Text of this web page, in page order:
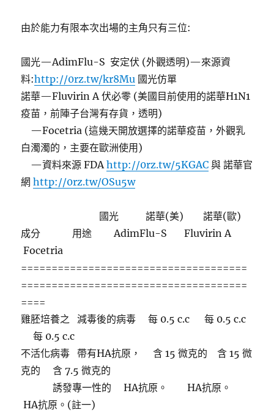
由於能力有限本次出場的主角只有三位:
國光—AdimFlu-S 安定伏 (外觀透明)—來源資
料:http://0rz.tw/kr8Mu 國光仿單
諾華—Fluvirin A 伏必零 (美國目前使用的諾華H1N1
疫苗，前陣子台灣有存貨，透明)
—Focetria (這幾天開放選擇的諾華疫苗，外觀乳
白濁濁的，主要在歐洲使用)
—資料來源 FDAhttp://0rz.tw/5KGAC 與 諾華官
網http://0rz.tw/OSu5w
國光 諾華(美) 諾華(歐)
成分 用途 AdimFlu-S Fluvirin A
Focetria
=====================================
=====================================
====
雞胚培養之 減毒後的病毒 每 0.5 c.c 每 0.5 c.c
每 0.5 c.c
不活化病毒 帶有HA抗原， 含 15 微克的 含 15 微
克的 含 7.5 微克的
誘發專一性的 HA抗原。 HA抗原。
HA抗原。(註一)